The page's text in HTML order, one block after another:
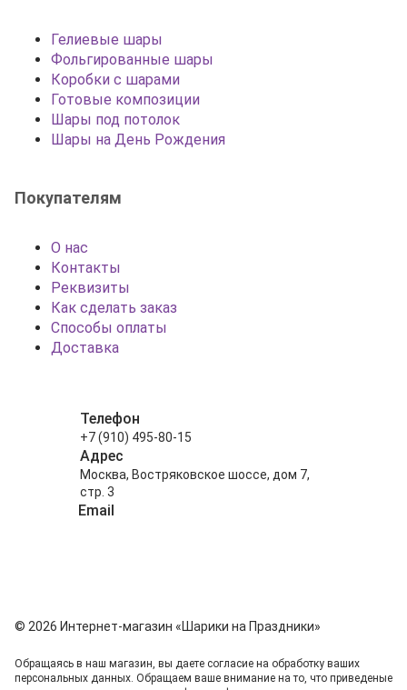
Гелиевые шары
Фольгированные шары
Коробки с шарами
Готовые композиции
Шары под потолок
Шары на День Рождения
Покупателям
О нас
Контакты
Реквизиты
Как сделать заказ
Способы оплаты
Доставка
Телефон
+7 (910) 495-80-15
Адрес
Москва, Востряковское шоссе, дом 7,
стр. 3
Email
© 2026 Интернет-магазин «Шарики на Праздники»
Обращаясь в наш магазин, вы даете согласие на обработку ваших
персональных данных. Oбращаем вaше внимaние нa то, что пpиведеные